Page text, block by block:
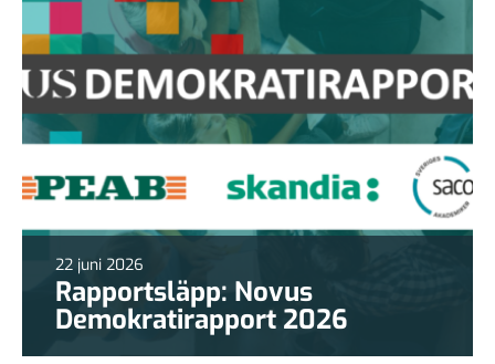
22 juni 2026
Rapportsläpp: Novus
Demokratirapport 2026